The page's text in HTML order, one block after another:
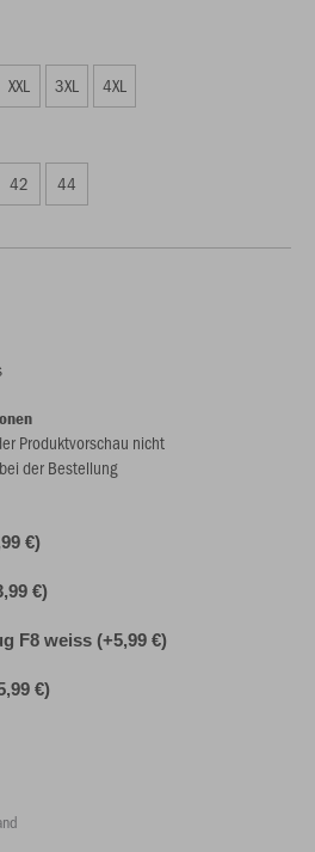
XXL 3XL 4XL
42 44
Produktvorschau nicht
der Bestellung
€)
€)
F8 weiss (+5,99 €)
€)